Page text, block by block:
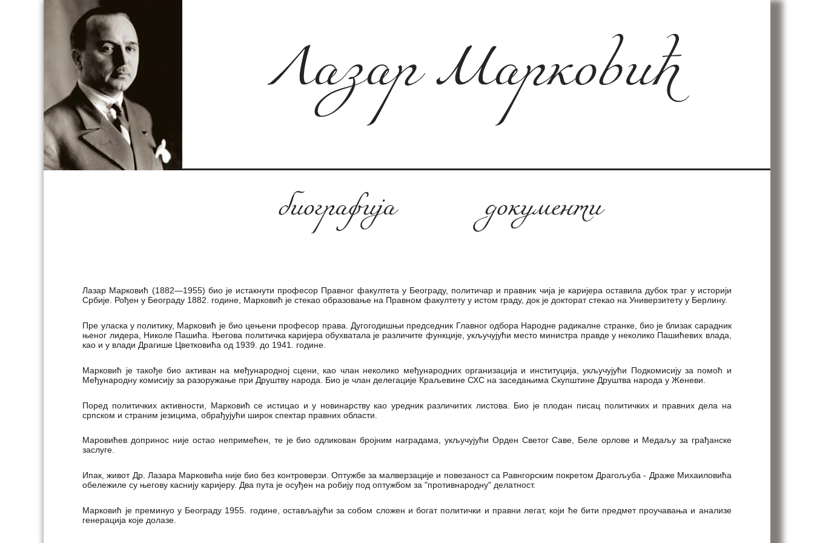
Лазар Марковић (1882—1955) био је истакнути професор Правног факултета у Београду, политичар и правник чија је каријера оставила дубок траг у историји
Србије. Рођен у Београду 1882. године, Марковић је стекао образовање на Правном факултету у истом граду, док је докторат стекао на Универзитету у Берлину.
Пре уласка у политику, Марковић је био цењени професор права. Дугогодишњи председник Главног одбора Народне радикалне странке, био је близак сарадник
њеног лидера, Николе Пашића. Његова политичка каријера обухватала је различите функције, укључујући место министра правде у неколико Пашићевих влада,
као и у влади Драгише Цветковића од 1939. до 1941. године.
Марковић је такође био активан на међународној сцени, као члан неколико међународних организација и институција, укључујући Подкомисију за помоћ и
Међународну комисију за разоружање при Друштву народа. Био је члан делегације Краљевине СХС на заседањима Скупштине Друштва народа у Женеви.
Поред политичких активности, Марковић се истицао и у новинарству као уредник различитих листова. Био је плодан писац политичких и правних дела на
српском и страним језицима, обрађујући широк спектар правних области.
Маровићев допринос није остао непримећен, те је био одликован бројним наградама, укључујући Орден Светог Саве, Беле орлове и Медаљу за грађанске
заслуге.
Ипак, живот Др. Лазара Марковића није био без контроверзи. Оптужбе за малверзације и повезаност са Равнгорским покретом Драгољуба - Драже Михаиловића
обележиле су његову каснију каријеру. Два пута је осуђен на робију под оптужбом за "противнародну" делатност.
Марковић је преминуо у Београду 1955. године, остављајући за собом сложен и богат политички и правни легат, који ће бити предмет проучавања и анализе
генерација које долазе.